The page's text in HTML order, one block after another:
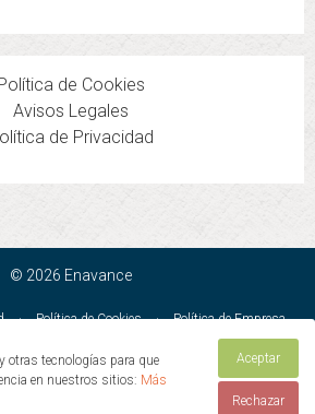
de Cookies
Avisos Legales
de Privacidad
© 2026 Enavance
· Política de Cookies ·
Política de Empresa
Condiciones Generales de Venta
GRAFICA SL · C/ Duero 32 · Mejorada del
otras tecnologías para que
en nuestros sitios: Más
Aceptar
Rechazar